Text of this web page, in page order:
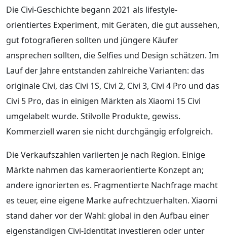
Die Civi-Geschichte begann 2021 als lifestyle-
orientiertes Experiment, mit Geräten, die gut aussehen,
gut fotografieren sollten und jüngere Käufer
ansprechen sollten, die Selfies und Design schätzen. Im
Lauf der Jahre entstanden zahlreiche Varianten: das
originale Civi, das Civi 1S, Civi 2, Civi 3, Civi 4 Pro und das
Civi 5 Pro, das in einigen Märkten als Xiaomi 15 Civi
umgelabelt wurde. Stilvolle Produkte, gewiss.
Kommerziell waren sie nicht durchgängig erfolgreich.
Die Verkaufszahlen variierten je nach Region. Einige
Märkte nahmen das kameraorientierte Konzept an;
andere ignorierten es. Fragmentierte Nachfrage macht
es teuer, eine eigene Marke aufrechtzuerhalten. Xiaomi
stand daher vor der Wahl: global in den Aufbau einer
eigenständigen Civi-Identität investieren oder unter